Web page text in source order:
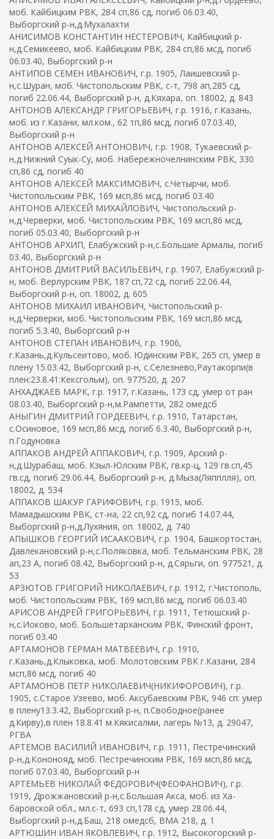
моб. Кайбицким РВК, 284 сп,86 сд, погиб 06.03.40,
Выборгский р-н,д.Мухалахти
АНИСИМОВ КОНСТАНТИН НЕСТЕРОВИЧ, Кайбицкий р-
н,д.Семикеево, моб. Кайбицким РВК, 284 сп,86 мсд, погиб
06.03.40, Выборгский р-н
АНТИПОВ СЕМЕН ИВАНОВИЧ, г.р. 1905, Лаишевский р-
н,с.Шуран, моб. Чистопольским РВК, с-т, 798 ап,285 сд,
погиб 22.06.44, Выборгский р-н, д.Кяхара, оп. 18002, д. 843
АНТОНОВ АЛЕКСАНДР ГРИГОРЬЕВИЧ, г.р. 1916, г.Казань,
моб. из г.Казани, мл.ком., 62 тп,86 мсд, погиб 07.03.40,
Выборгский р-н
АНТОНОВ АЛЕКСЕЙ АНТОНОВИЧ, г.р. 1908, Тукаевский р-
н,д.Нижний Суык-Су, моб. Набережночелнинским РВК, 330
сп,86 сд, погиб 40
АНТОНОВ АЛЕКСЕЙ МАКСИМОВИЧ, с.Четырчи, моб.
Чистопольским РВК, 169 мсп,86 мсд, погиб 03.40
АНТОНОВ АЛЕКСЕЙ МИХАЙЛОВИЧ, Чистопольский р-
н,д.Черверки, моб. Чистопольским РВК, 169 мсп,86 мсд,
погиб 05.03.40, Выборгский р-н
АНТОНОВ АРХИП, Елабужский р-н,с.Большие Армалы, погиб
03.40, Выборгский р-н
АНТОНОВ ДМИТРИЙ ВАСИЛЬЕВИЧ, г.р. 1907, Елабужский р-
н, моб. Верлурским РВК, 187 сп,72 сд, погиб 22.06.44,
Выборгский р-н, оп. 18002, д. 605
АНТОНОВ МИХАИЛ ИВАНОВИЧ, Чистопольский р-
н,д.Черверки, моб. Чистопольским РВК, 169 мсп,86 мсд,
погиб 5.3.40, Выборгский р-н
АНТОНОВ СТЕПАН ИВАНОВИЧ, г.р. 1906,
г.Казань,д.Кульсеитово, моб. Юдинским РВК, 265 сп, умер в
плену 15.03.42, Выборгский р-н, с.Селезнево,Раутакорпи(в
плен:23.8.41:Кексгольм), оп. 977520, д. 207
АНХАДЖАЕВ МАРК, г.р. 1917, г.Казань, 173 сд, умер от ран
08.03.40, Выборгский р-н,м.Рампетти, 282 омедсб
АНЫГИН ДМИТРИЙ ГОРДЕЕВИЧ, г.р. 1910, Татарстан,
с.Осиновое, 169 мсп,86 мсд, погиб 6.3.40, Выборгский р-н,
п.Годуновка
АППАКОВ АНДРЕЙ АППАКОВИЧ, г.р. 1909, Арский р-
н,д.Шурабаш, моб. Кзыл-Юлским РВК, гв.кр-ц, 129 гв.сп,45
гв.сд, погиб 29.06.44, Выборгский р-н, д.Мыза(Ляпплля), оп.
18002, д. 534
АППАКОВ ШАКУР ГАРИФОВИЧ, г.р. 1915, моб.
Мамадышским РВК, ст-на, 22 сп,92 сд, погиб 14.07.44,
Выборгский р-н,д.Лухяния, оп. 18002, д. 740
АПЫШКОВ ГЕОРГИЙ ИСААКОВИЧ, г.р. 1904, Башкортостан,
Давлекановский р-н,с.Поляковка, моб. Тельманским РВК, 28
ап,23 А, погиб 08.42, Выборгский р-н, д.Сярьги, оп. 977521, д.
53
АРЗЮТОВ ГРИГОРИЙ НИКОЛАЕВИЧ, г.р. 1912, г.Чистополь,
моб. Чистопольским РВК, 169 мсп,86 мсд, погиб 06.03.40
АРИСОВ АНДРЕЙ ГРИГОРЬЕВИЧ, г.р. 1911, Тетюшский р-
н,с.Иоково, моб. Большетарханским РВК, Финский фронт,
погиб 03.40
АРТАМОНОВ ГЕРМАН МАТВЕЕВИЧ, г.р. 1910,
г.Казань,д.Клыковка, моб. Молотовским РВК г.Казани, 284
мсп,86 мсд, погиб 40
АРТАМОНОВ ПЕТР НИКОЛАЕВИЧ(НИКИФОРОВИЧ), г.р.
1905, с.Старое Узеево, моб. Аксубаевским РВК, 946 сп: умер
в плену13.3.42, Выборгский р-н, п.Свободное(ранее
д.Кирву),в плен 18.8.41 м.Кякисалми, лагерь №13, д. 29047,
РГВА
АРТЕМОВ ВАСИЛИЙ ИВАНОВИЧ, г.р. 1911, Пестречинский
р-н,д.Кононояд, моб. Пестречинским РВК, 169 мсп,86 мсд,
погиб 07.03.40, Выборгский р-н
АРТЕМЬЕВ НИКОЛАЙ ФЕДОРОВИЧ(ФЕОФАНОВИЧ), г.р.
1919, Дрожжановский р-н,с.Большая Акса, моб. из Ха-
баровской обл., мл.с-т, 693 сп,178 сд, умер 28.06.44,
Выборгский р-н,д.Баш, 218 омедсб, ВМА 218, д. 1
АРТЮШИН ИВАН ЯКОВЛЕВИЧ, г.р. 1912, Высокогорский р-